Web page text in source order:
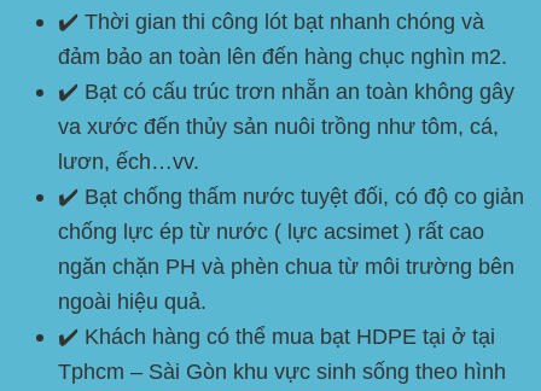
✔️ Thời gian thi công lót bạt nhanh chóng và
đảm bảo an toàn lên đến hàng chục nghìn m2.
✔️ Bạt có cấu trúc trơn nhẵn an toàn không gây
va xước đến thủy sản nuôi trồng như tôm, cá,
lươn, ếch…vv.
✔️ Bạt chống thấm nước tuyệt đối, có độ co giản
chống lực ép từ nước ( lực acsimet ) rất cao
ngăn chặn PH và phèn chua từ môi trường bên
ngoài hiệu quả.
✔️ Khách hàng có thể mua bạt HDPE tại ở tại
Tphcm – Sài Gòn khu vực sinh sống theo hình